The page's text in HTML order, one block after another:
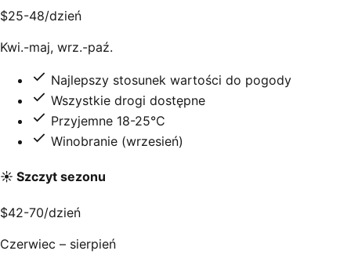
$25-48/dzień
Kwi.-maj, wrz.-paź.
Najlepszy stosunek wartości do pogody
Wszystkie drogi dostępne
Przyjemne 18-25°C
Winobranie (wrzesień)
☀️ Szczyt sezonu
$42-70/dzień
Czerwiec – sierpień